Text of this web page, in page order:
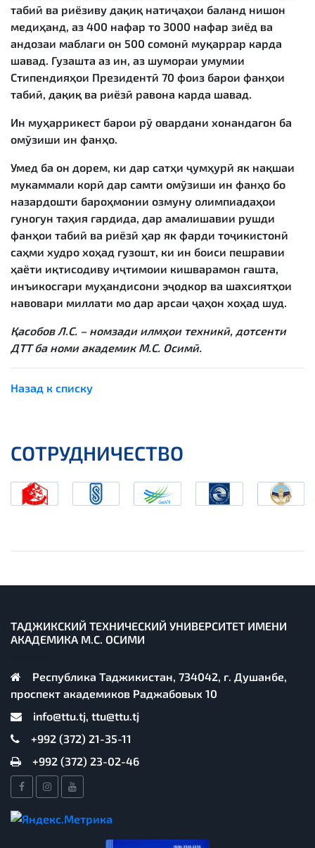
табиӣ ва риёзиву дақиқ натиҷаҳои баланд нишон
медиҳанд, аз 400 нафар то 3000 нафар зиёд ва
андозаи маблағи он 500 сомонӣ муқаррар карда
шавад. Гузашта аз ин, аз шумораи умумии
Стипендияҳои Президентӣ 70 фоиз барои фанҳои
табиӣ, дақиқ ва риёзӣ равона карда шавад.
Ин муҳаррикест барои рӯ овардани хонандагон ба
омӯзиши ин фанҳо.
Умед ба он дорем, ки дар сатҳи ҷумҳурӣ як нақшаи
мукаммали корӣ дар самти омӯзиши ин фанҳо бо
назардошти бароҳмонии озмуну олимпиадаҳои
гуногун таҳия гардида, дар амалишавии рушди
фанҳои табиӣ ва риёзӣ ҳар як фарди тоҷикистонӣ
саҳми худро хоҳад гузошт, ки ин боиси пешравии
ҳаёти иқтисодиву иҷтимоии кишварамон гашта,
инъикосгари муҳандисони эҷодкор ва шахсиятҳои
навовари миллати мо дар арсаи ҷаҳон хоҳад шуд.
Қасобов Л.С. – номзади илмҳои техникӣ, дотсенти
ДТТ ба номи академик М.С. Осимӣ.
Назад к списку
СОТРУДНИЧЕСТВО
ТАДЖИКСКИЙ ТЕХНИЧЕСКИЙ УНИВЕРСИТЕТ ИМЕНИ
АКАДЕМИКА М.С. ОСИМИ
Республика Таджикистан, 734042, г. Душанбе,
проспект академиков Раджабовых 10
info@ttu.tj, ttu@ttu.tj
+992 (372) 21-35-11
+992 (372) 23-02-46